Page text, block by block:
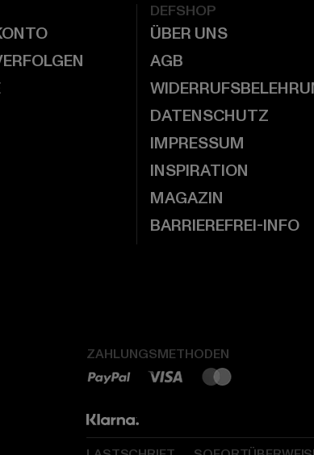
DEFSHOP
ÜBER UNS
AGB
DATENSCHUTZ
IMPRESSUM
INSPIRATION
MAGAZIN
BARRIEREFREI-INFO
ZAHLUNGSMETHODEN